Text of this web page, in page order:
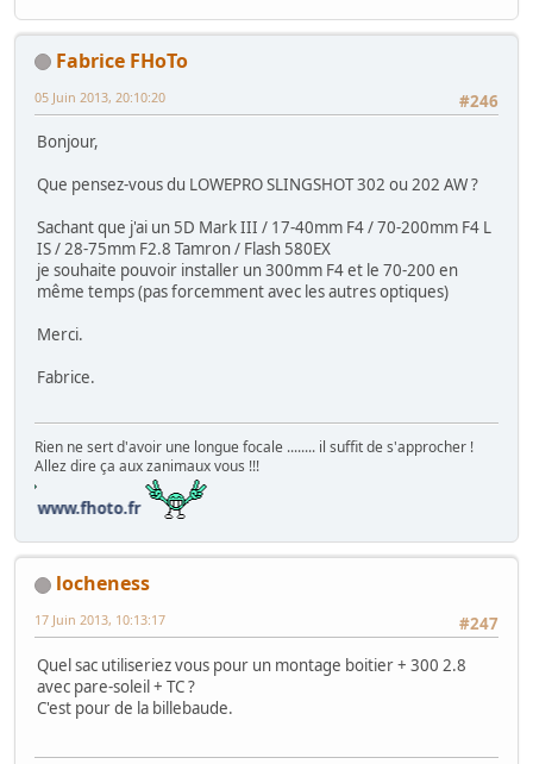
Fabrice FHoTo
#246
05 Juin 2013, 20:10:20
Bonjour,
Que pensez-vous du LOWEPRO SLINGSHOT 302 ou 202 AW ?
Sachant que j'ai un 5D Mark III / 17-40mm F4 / 70-200mm F4 L
IS / 28-75mm F2.8 Tamron / Flash 580EX
je souhaite pouvoir installer un 300mm F4 et le 70-200 en
même temps (pas forcemment avec les autres optiques)
Merci.
Fabrice.
Rien ne sert d'avoir une longue focale ........ il suffit de s'approcher !
Allez dire ça aux zanimaux vous !!!
locheness
#247
17 Juin 2013, 10:13:17
Quel sac utiliseriez vous pour un montage boitier + 300 2.8
avec pare-soleil + TC ?
C'est pour de la billebaude.